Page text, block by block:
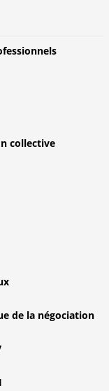
collective
de la négociation